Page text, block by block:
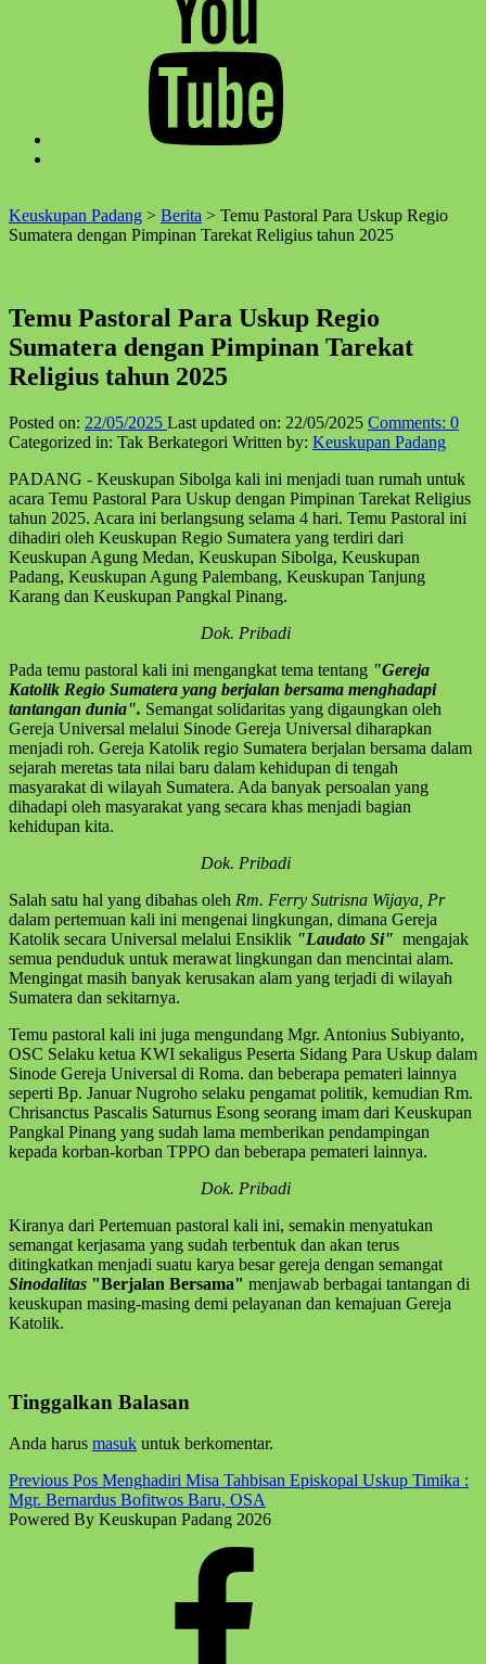
↑
Keuskupan Padang > Berita > Temu Pastoral Para Uskup Regio
Sumatera dengan Pimpinan Tarekat Religius tahun 2025
Temu Pastoral Para Uskup Regio
Sumatera dengan Pimpinan Tarekat
Religius tahun 2025
Posted on: 22/05/2025 Last updated on: 22/05/2025 Comments: 0
Categorized in: Tak Berkategori Written by: Keuskupan Padang
PADANG - Keuskupan Sibolga kali ini menjadi tuan rumah untuk
acara Temu Pastoral Para Uskup dengan Pimpinan Tarekat Religius
tahun 2025. Acara ini berlangsung selama 4 hari. Temu Pastoral ini
dihadiri oleh Keuskupan Regio Sumatera yang terdiri dari
Keuskupan Agung Medan, Keuskupan Sibolga, Keuskupan
Padang, Keuskupan Agung Palembang, Keuskupan Tanjung
Karang dan Keuskupan Pangkal Pinang.
Dok. Pribadi
Pada temu pastoral kali ini mengangkat tema tentang "Gereja
Katolik Regio Sumatera yang berjalan bersama menghadapi
tantangan dunia". Semangat solidaritas yang digaungkan oleh
Gereja Universal melalui Sinode Gereja Universal diharapkan
menjadi roh. Gereja Katolik regio Sumatera berjalan bersama dalam
sejarah meretas tata nilai baru dalam kehidupan di tengah
masyarakat di wilayah Sumatera. Ada banyak persoalan yang
dihadapi oleh masyarakat yang secara khas menjadi bagian
kehidupan kita.
Dok. Pribadi
Salah satu hal yang dibahas oleh Rm. Ferry Sutrisna Wijaya, Pr
dalam pertemuan kali ini mengenai lingkungan, dimana Gereja
Katolik secara Universal melalui Ensiklik "Laudato Si" mengajak
semua penduduk untuk merawat lingkungan dan mencintai alam.
Mengingat masih banyak kerusakan alam yang terjadi di wilayah
Sumatera dan sekitarnya.
Temu pastoral kali ini juga mengundang Mgr. Antonius Subiyanto,
OSC Selaku ketua KWI sekaligus Peserta Sidang Para Uskup dalam
Sinode Gereja Universal di Roma. dan beberapa pemateri lainnya
seperti Bp. Januar Nugroho selaku pengamat politik, kemudian Rm.
Chrisanctus Pascalis Saturnus Esong seorang imam dari Keuskupan
Pangkal Pinang yang sudah lama memberikan pendampingan
kepada korban-korban TPPO dan beberapa pemateri lainnya.
Dok. Pribadi
Kiranya dari Pertemuan pastoral kali ini, semakin menyatukan
semangat kerjasama yang sudah terbentuk dan akan terus
ditingkatkan menjadi suatu karya besar gereja dengan semangat
Sinodalitas "Berjalan Bersama" menjawab berbagai tantangan di
keuskupan masing-masing demi pelayanan dan kemajuan Gereja
Katolik.
Skip
back
to
main
navigation
Tinggalkan Balasan
Anda harus masuk untuk berkomentar.
Post
navigation
Previous Pos Menghadiri Misa Tahbisan Episkopal Uskup Timika :
Mgr. Bernardus Bofitwos Baru, OSA
Powered By Keuskupan Padang 2026